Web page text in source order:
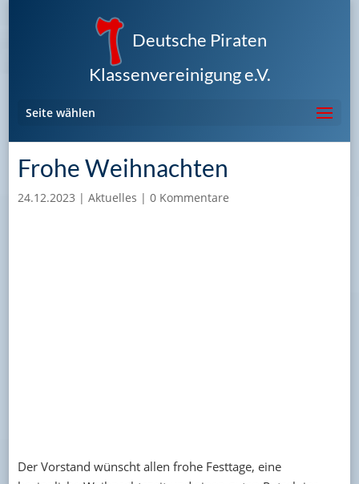
Deutsche Piraten
Klassenvereinigung e.V.
Seite wählen
Frohe Weihnachten
24.12.2023 | Aktuelles | 0 Kommentare
Der Vorstand wünscht allen frohe Festtage, eine